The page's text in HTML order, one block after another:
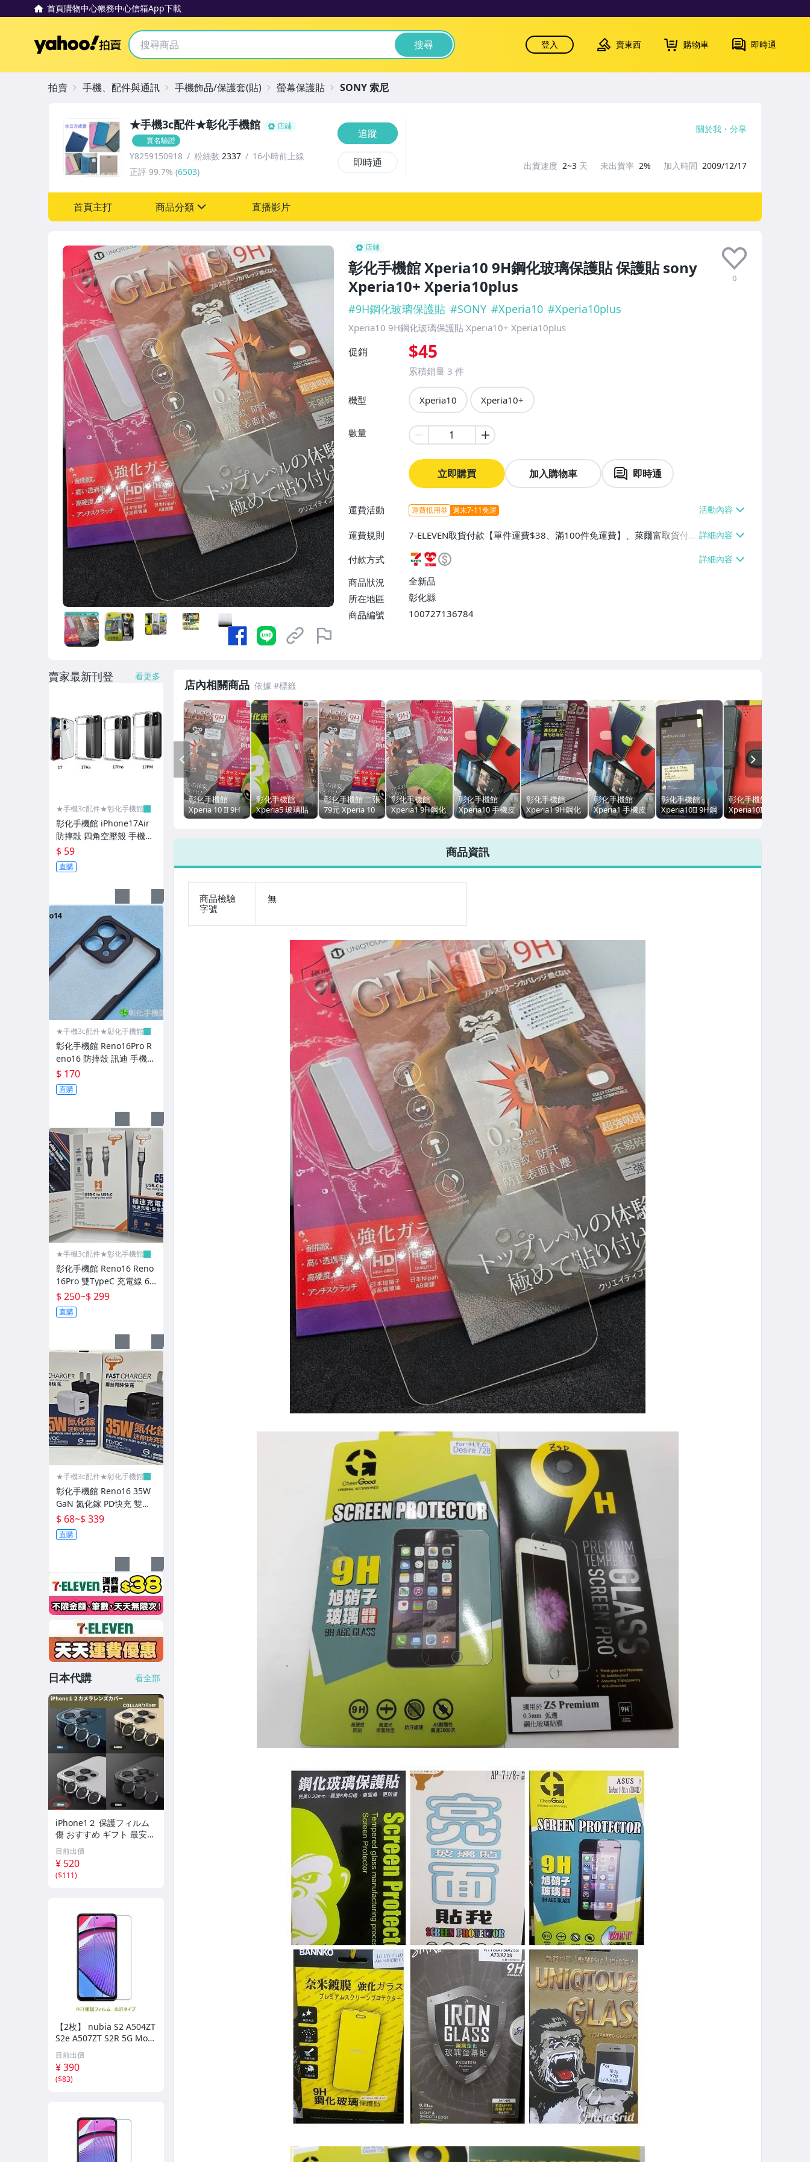
首頁購物中心帳務中心信箱App下載
Yahoo拍賣 搜尋 登入 賣東西 購物車 即時通
店鋪
彰化手機館 Xperia10 9H鋼化玻璃保護貼 保護貼 sony
Xperia10+ Xperia10plus
0
#9H鋼化玻璃保護貼 #SONY #Xperia10 #Xperia10plus
Xperia10 9H鋼化玻璃保護貼 Xperia10+ Xperia10plus
促銷 $45
累積銷量 3 件
機型 Xperia10 Xperia10+
數量
立即購買 加入購物車 即時通
運費活動 運費抵用券 週末7-11免運
運費規則
7-ELEVEN取貨付款【單件運費$38、滿100件免運費】、萊爾富取貨付
款【單件運費$60、滿100件免運費】、郵局掛號【單件運費$39、滿10
0件免運費】、面交/自取/不寄送【免運費】、離島配送【單件運費$5
0、滿100件免運費】
付款方式
商品狀況
全新品
所在地區
彰化縣
商品編號
100727136784
★手機3c配件★彰化手機館
店鋪
實名驗證
Y8259150918 粉絲數 2337
16小時前上線
正評 99.7% (6503)
追蹤
即時通
關於我 分享
出貨速度 2~3 天 未出貨率 2% 加入時間 2009/12/17
首頁主打 商品分類
★iPhone17專區
★iPhone16專區
★iPhone15專區
★iPhone14專區
★當月促銷
★出清特賣
CITY BOSS
cowhorn牛角
UNIQTOUGH
手機
記憶卡
側掀皮套-冰晶銀河
側掀皮套-雙色撞色系列
側掀皮套-牛仔/亞麻材質
側掀皮套-其它正版
側掀皮套-隱藏磁扣
手機皮套-小叮噹/大嘴猴
手機皮套-史努比
手機皮套-KT/角落
皮套-腰卦
行動電源
生活家電
硬博士 玻璃貼
AiTEL 專區
玻璃貼
玻璃貼-三星
滿版玻璃貼
滿版玻璃貼-三星
玻璃貼-抗藍光防窺霚面
玻璃貼-手機相機鏡頭
保護貼-亮面/霧面
正版-BMW
正版-法拉利
正版-賓士
正版-施華洛世奇
正版-藍寶堅尼
原廠充電線/USB頭
傳輸線/充電線
皮套促銷49元起
皮套-其它
平板皮套
平板保護貼
★犀牛盾/刀鋒
★惡魔
★UAG/維納斯/IMOS
★訊迪/倍思/
防摔殼-雙料卡通系列
防摔殼-其它軍規防摔殼
防摔殼-支架款
防摔殼-磁吸殼
空壓殼
空壓殼-三星
空壓殼-iPhone系列
空壓殼-四角加厚
空壓殼-KT/角落
空壓殼-史努比系列
空壓殼-迪士尼系列
手機殼-迪士尼系列
手機殼-正版授權卡通
手機殼-出清區
組合區-9H玻保+皮套
組合區-9H玻保+防摔殼
3C週邊商品
車上用品
直播影片
拍賣 手機、配件與通訊 手機飾品/保護套(貼) 螢幕保護貼 SONY 索尼
店內相關商品
彰化手機館
Xperia 10 II 9H
鋼化玻璃保護貼
Xperia10
彰化手機館
Xperia5 玻璃貼
sony Xperia1
Xperia10 9H 保
彰化手機館 二張
79元 Xperia 10
II Xperia5
化玻璃保護貼 機
彰化手機館
Xperia1 9H鋼化
玻璃保護貼
Xperia5
彰化手機館
Xperia10 手機皮
套 Xperia10plus
Xperia10+ 側掀
皮套
彰化手機館
Xperia1 9H鋼化
玻璃保護貼
Xperia5
彰化手機館
Xperia1 手機皮
套 手機套
Xperia5
彰化手機館
Xperia10II 9H鋼
化玻璃保護貼 滿
Xperia10
彰化手機館 出清
Xperia10IV
Xperia10+ 手機
Xperia10plus
PREV
商品資訊
商品檢驗
字號
無
賣家最新刊登 看更多
★手機3c配件★彰化手機館
彰化手機館 iPhone17Air
防摔殻 四角空壓殼 手機殼
i17 iPhone17Pro iPhone1
7ProMax
$ 59
直購
★手機3c配件★彰化手機館
彰化手機館 Reno16Pro R
eno16 防摔殼 訊迪 手機殼
XUNDD 甲殼蟲 OPPO Re
no16F
$ 170
直購
★手機3c配件★彰化手機館
彰化手機館 Reno16 Reno
16Pro 雙TypeC 充電線 65
W cowhorn C TO C Reno
16F
$ 250~$ 299
直購
★手機3c配件★彰化手機館
彰化手機館 Reno16 35W
GaN 氮化鎵 PD快充 雙充
PD頭 Reno16Pro Reno16
F OPPO
$ 68~$ 339
直購
日本代購 看全部
iPhone1２ 保護フィルム
傷 おすすめ ギフト 最安
銀 カメラレンズ
目前出價
¥ 520
($111)
【2枚】 nubia S2 A504ZT
S2e A507ZT S2R 5G Moto
G Power 5G 【PET素材】
液晶保護フィルム 高光沢
クリア D323
目前出價
¥ 390
($83)